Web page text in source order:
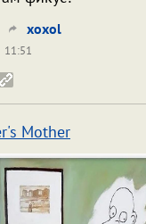
xoxol
11:51
Mother